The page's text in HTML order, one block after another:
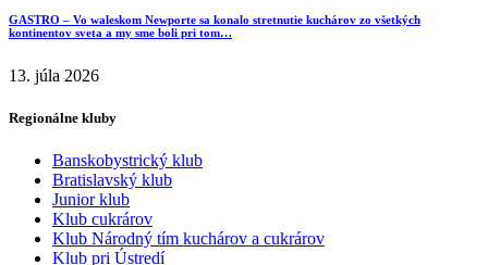
GASTRO – Vo waleskom Newporte sa konalo stretnutie kuchárov zo všetkých
kontinentov sveta a my sme boli pri tom…
13. júla 2026
Regionálne kluby
Banskobystrický klub
Bratislavský klub
Junior klub
Klub cukrárov
Klub Národný tím kuchárov a cukrárov
Klub pri Ústredí